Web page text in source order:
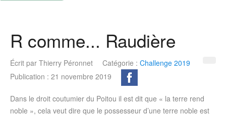
R comme... Raudière
Écrit par Thierry Péronnet Catégorie : Challenge 2019
Publication : 21 novembre 2019
Dans le droit coutumier du Poitou il est dit que « la terre rend
noble », cela veut dire que le possesseur d’une terre noble est